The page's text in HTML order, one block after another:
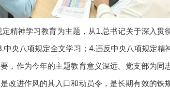
精神学习教育为主题，从1.总书记关于深入贯
央八项规定全文学习；4.违反中央八项规定精
，作为今年的主题教育意义深远。党支部为同
改进作风的其入口和动员令，是长期有效的铁